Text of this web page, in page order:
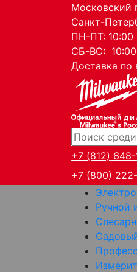
Московский
Санкт-
ПН-ПТ: 10:00
СБ-ВС: 10:00
Доставка по
+7 (812) 648-
+7 (800)
Ручной